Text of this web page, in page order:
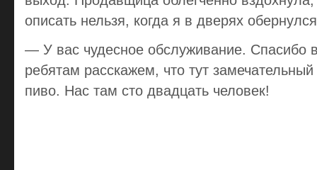
описать нельзя, когда я в дверях
— У вас чудесное обслуживание.
ребятам расскажем, что тут
пиво. Hас там сто двадцать человек!